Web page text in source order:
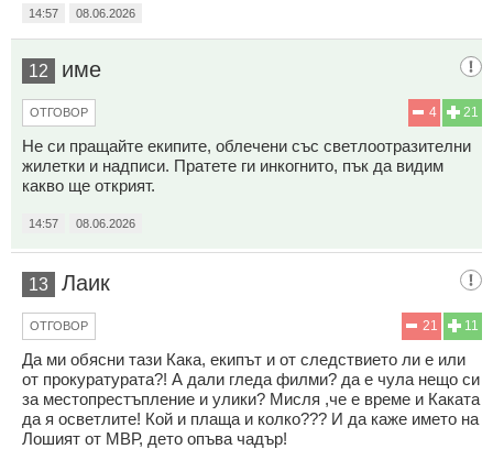
14:57 08.06.2026
12 име
21
4
ОТГОВОР
Не си пращайте екипите, облечени със светлоотразителни
жилетки и надписи. Пратете ги инкогнито, пък да видим
какво ще открият.
14:57 08.06.2026
13 Лаик
11
21
ОТГОВОР
Да ми обясни тази Кака, екипът и от следствието ли е или
от прокуратурата?! А дали гледа филми? да е чула нещо си
за местопрестъпление и улики? Мисля ,че е време и Каката
да я осветлите! Кой и плаща и колко??? И да каже името на
Лошият от МВР, дето опъва чадър!